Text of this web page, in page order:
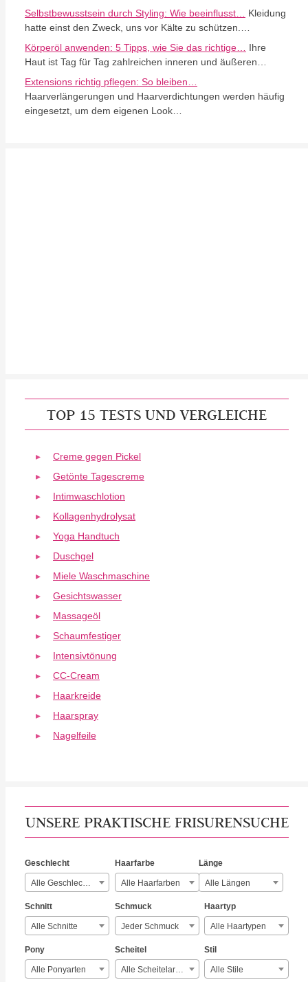
Selbstbewusstsein durch Styling: Wie beeinflusst… Kleidung
hatte einst den Zweck, uns vor Kälte zu schützen.…
Körperöl anwenden: 5 Tipps, wie Sie das richtige… Ihre
Haut ist Tag für Tag zahlreichen inneren und äußeren…
Extensions richtig pflegen: So bleiben…
Haarverlängerungen und Haarverdichtungen werden häufig
eingesetzt, um dem eigenen Look…
TOP 15 TESTS UND VERGLEICHE
Creme gegen Pickel
Getönte Tagescreme
Intimwaschlotion
Kollagenhydrolysat
Yoga Handtuch
Duschgel
Miele Waschmaschine
Gesichtswasser
Massageöl
Schaumfestiger
Intensivtönung
CC-Cream
Haarkreide
Haarspray
Nagelfeile
UNSERE PRAKTISCHE FRISURENSUCHE
Geschlecht
Alle Geschlechter
Haarfarbe
Alle Haarfarben
Länge
Alle Längen
Schnitt
Alle Schnitte
Schmuck
Jeder Schmuck
Haartyp
Alle Haartypen
Pony
Alle Ponyarten
Scheitel
Alle Scheitelarten
Stil
Alle Stile